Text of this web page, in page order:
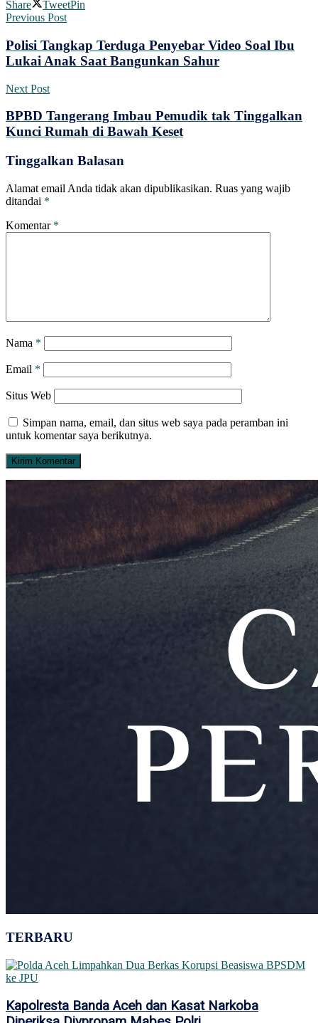
Share
TweetPin
Previous Post
Polisi Tangkap Terduga Penyebar Video Soal Ibu
Lukai Anak Saat Bangunkan Sahur
Next Post
BPBD Tangerang Imbau Pemudik tak Tinggalkan
Kunci Rumah di Bawah Keset
Tinggalkan Balasan
Alamat email Anda tidak akan dipublikasikan. Ruas yang wajib
ditandai *
Komentar *
Nama *
Email *
Situs Web
Simpan nama, email, dan situs web saya pada peramban ini
untuk komentar saya berikutnya.
TERBARU
Kapolresta Banda Aceh dan Kasat Narkoba